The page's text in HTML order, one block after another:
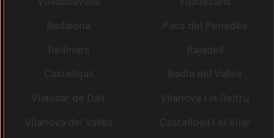
Badalona
Pacs del Penedès
Rellinars
Rajadell
Castellgalí
Badia del Vallès
Vilassar de Dalt
Vilanova i la Geltrú
Vilanova del Vallès
Castellbell i el Vilar